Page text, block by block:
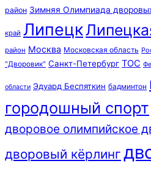
район Зимняя Олимпиада
край Липецк
район Москва Московская область
"Дворовик" Санкт-Петербург ТОС
области Эдуард Беспяткин бадминтон
городошный спорт
дворовое олимпийское
дворовый кёрлинг